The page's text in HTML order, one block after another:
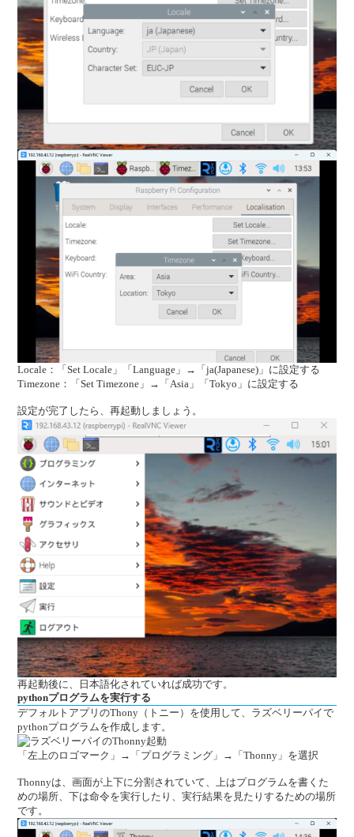
Locale：「Set Locale」「Language」→「ja(Japanese)」に設定する
Timezone：「Set Timezone」→「Asia」「Tokyo」に設定する
設定が完了したら、再起動しましょう。
再起動後に、日本語化されていれば成功です。
pythonプログラムを実行する
デフォルトアプリのThony（トニー）を使用して、ラズベリーパイで
pythonプログラムを作成します。
「左上のロゴマーク」→「プログラミング」→「Thonny」を選択
Thonnyは、画面が上下に分割されていて、上はプログラムを書くた
めの場所、下は命令を実行したり、実行結果を見たりするための場所
です。